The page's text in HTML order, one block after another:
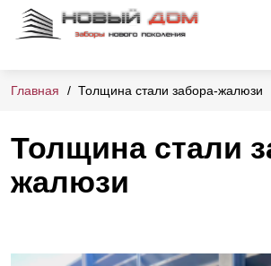
Главная Толщина стали забора-жалюзи
Толщина стали
жалюзи